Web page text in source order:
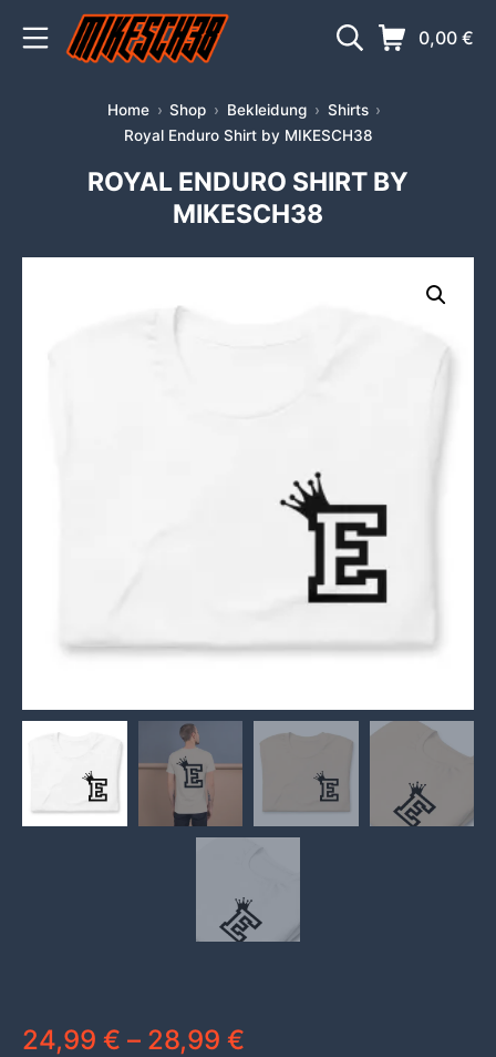
InhaltMobile Menü Suche
Warenkorb
0,00 €
Home Shop Bekleidung
Shirts
Royal Enduro Shirt by MIKESCH38
ROYAL ENDURO SHIRT BY
MIKESCH38
24,99 € – 28,99 €